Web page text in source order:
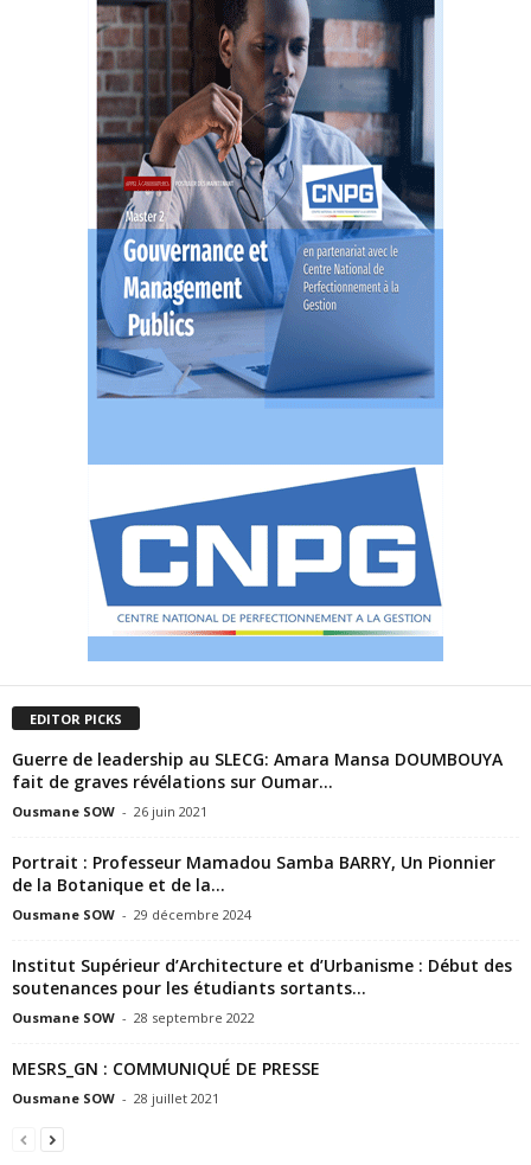
EDITOR PICKS
Guerre de leadership au SLECG: Amara Mansa DOUMBOUYA
fait de graves révélations sur Oumar...
Ousmane SOW - 26 juin 2021
Portrait : Professeur Mamadou Samba BARRY, Un Pionnier
de la Botanique et de la...
Ousmane SOW - 29 décembre 2024
Institut Supérieur d’Architecture et d’Urbanisme : Début des
soutenances pour les étudiants sortants…
Ousmane SOW - 28 septembre 2022
MESRS_GN : COMMUNIQUÉ DE PRESSE
Ousmane SOW - 28 juillet 2021